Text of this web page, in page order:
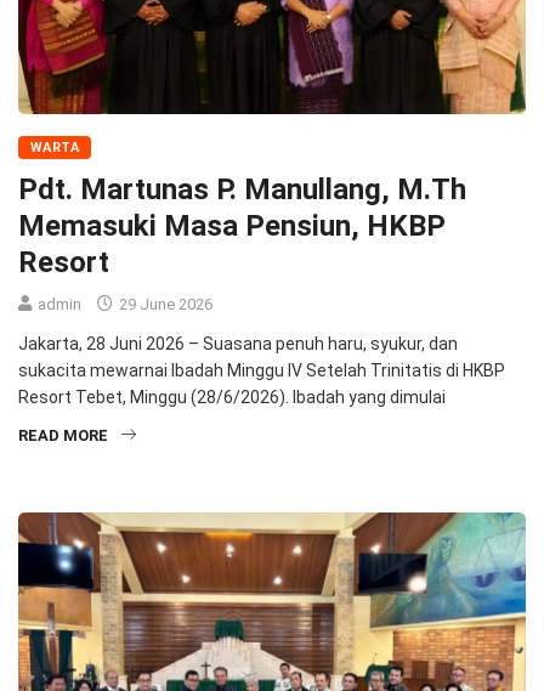
WARTA
Pdt. Martunas P. Manullang, M.Th
Memasuki Masa Pensiun, HKBP
Resort
admin 29 June 2026
Jakarta, 28 Juni 2026 – Suasana penuh haru, syukur, dan
sukacita mewarnai Ibadah Minggu IV Setelah Trinitatis di HKBP
Resort Tebet, Minggu (28/6/2026). Ibadah yang dimulai
READ MORE